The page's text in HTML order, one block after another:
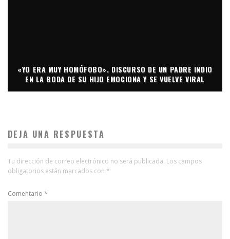
«YO ERA MUY HOMÓFOBO». DISCURSO DE UN PADRE INDIO
EN LA BODA DE SU HIJO EMOCIONA Y SE VUELVE VIRAL
DEJA UNA RESPUESTA
Tu dirección de correo electrónico no será publicada. Los campos
obligatorios están marcados con *
Comentario *